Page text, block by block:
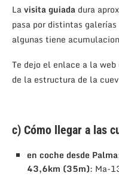
Lavisita guiada dura
pasa por distintas
algunas tiene
Te dejo el enlace a la
de la estructura de la
c) Cómo llegar a las
en coche desde Palma
43,6km (35m): Ma-